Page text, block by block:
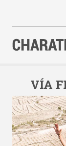
AGENDA
ACTIVIDADES
ALQUILER
EQUIPO
CONTACTO
VÍA